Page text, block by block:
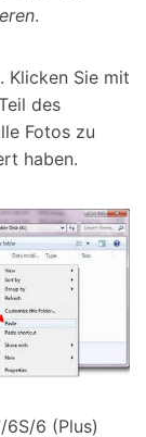
.
Klicken Sie mit
des
Fotos zu
haben.
6S/6 (Plus)